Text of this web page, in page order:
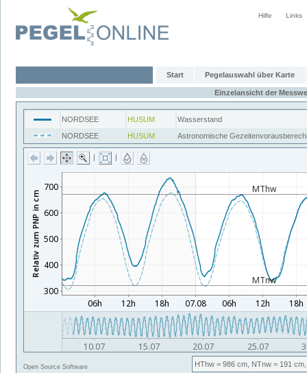
Hilfe Links
Start Pegelauswahl über Karte
Einzelansicht der
NORDSEE HUSUM
Wasserstand
NORDSEE
HUSUM Astronomische
| |
Open Source Software HThw = 986 cm, NTnw = 191 cm,